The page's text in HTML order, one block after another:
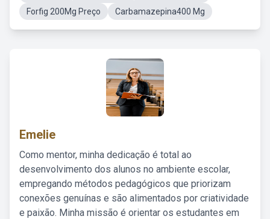
Forfig 200Mg Preço
Carbamazepina400 Mg
Emelie
Como mentor, minha dedicação é total ao
desenvolvimento dos alunos no ambiente escolar,
empregando métodos pedagógicos que priorizam
conexões genuínas e são alimentados por criatividade
e paixão. Minha missão é orientar os estudantes em